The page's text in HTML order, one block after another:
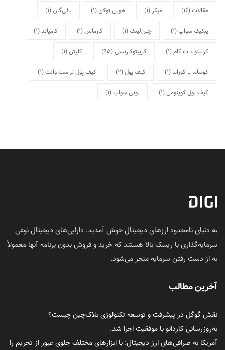
مقالات(16) میکر (1) هوبی توکن(1) پالی‌گان(1)
پنکیک سواپ(1) چین‌لینک(1) کازماس(1) کامپاند(1)
کریپتو دات کام(1) کریپتوکارنسی(95) کلیتن(1)
کوساما یا کوزاما (1) کیف پول(2) کیف پول تراست والت(1)
کیف پول کوینومی(1) یونی سواپ(1)
به دنیای نامحدود ارزهای دیجیتال خوش آمدید. دارایی‌های دیجیتال نوعی
سرمایه‌گذاری با ریسک بالا هستند که خرید و فروش بدون برنامه آنها معمولاً
به از دست رفتن سرمایه منجر می‌شود.
آخرین مطالب
نقش گوگل در پیشرفت و توسعه تکنولوژی بلاک‌چین چیست؟
به‌روزرسانی کاردانو با موفقیت اجرا شد.
آمریکا به صرافی‌های ارز دیجیتال: با ابزارهای مختلف جلوی عبور از تحریم را